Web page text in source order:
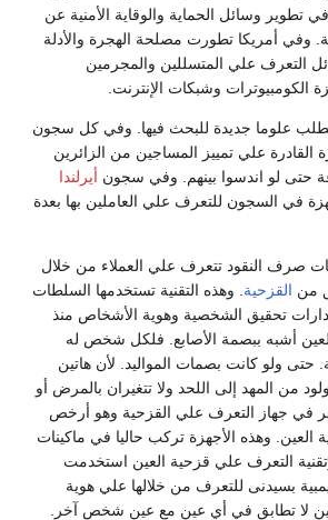
في تطوير وسائل الحماية والوقاية الأمنية عن
وفي أمريكا تطورت مصلحة الهجرة والأدلة
التعرف علي المتسللين والمجرمين
الكومبيوترات وشبكات الإنترنت.
تتطلب علوما جديدة للبحث فيها. وفي كل سجون
القادرة علي تمييز المساجين من الزائرين
حتى لو اندسوا بينهم. وفي سجون أيرلندا
في السجون للتعرف علي العاملين بها بعدة
صرف النقود تتعرف علي العملاء من خلال
من القزحية . وهذه التقنية تستخدمها السلطات
إدارات تحقيق الشخصية وهوية الأشخاص منذ
العين أشبه ببصمة الأصابع. فلكل شخص له
حتى ولو كانت بصمات المواليد. لأن هاتين
من المهد إلى اللحد ولا تتغيران بالمرض أو
في جهاز التعرف علي القزحية وهو أرخص
العين. وهذه الأجهزة تركب حاليا في ماكينات
التعرف علي قزحية العين استخدمت
بسيدنى للتعرف من خلالها علي هوية
لا تطابق في أي عين مع عين شخص آخر.